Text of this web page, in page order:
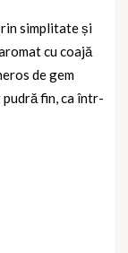
simplitate și
cu coajă
de gem
fin, ca într-